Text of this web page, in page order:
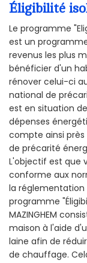
Éligibilité
Le programme
est un
revenus les plus
bénéficier d'un
rénover celui-ci
national de
est en situation
dépenses
compte ainsi près
de précarité
L'objectif est que
conforme aux
la réglementation
programme
MAZINGHEM
maison à l'aide
laine afin de
de chauffage.